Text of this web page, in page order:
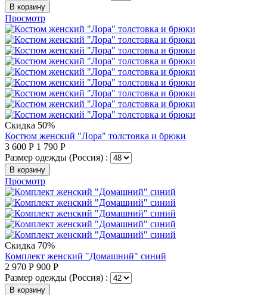
В корзину
Просмотр
Скидка 50%
Костюм женский "Лора" толстовка и брюки
3 600 Р 1 790 Р
Размер одежды (Россия) :
В корзину
Просмотр
Скидка 70%
Комплект женский "Домашний" синий
2 970 Р 900 Р
Размер одежды (Россия) :
В корзину